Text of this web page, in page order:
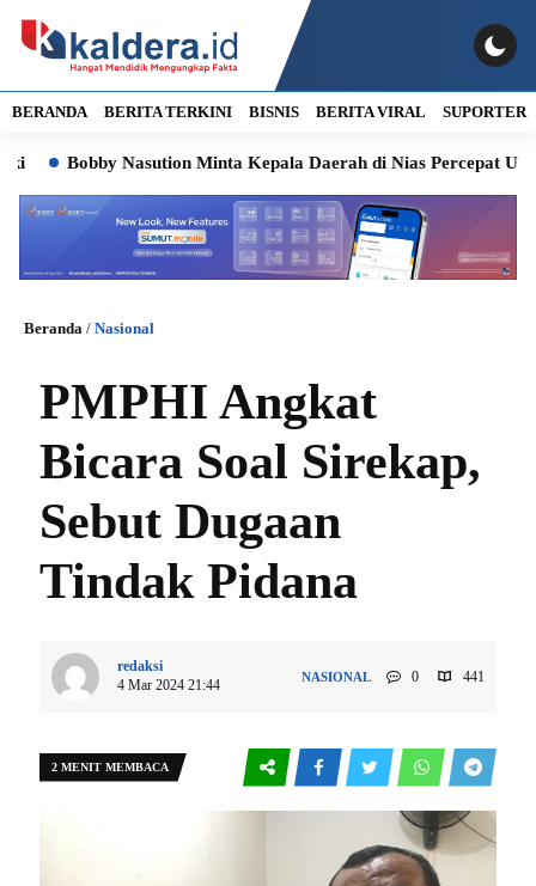
BERANDA BERITA TERKINI BISNIS BERITA VIRAL SUPORTER
Bobby Nasution Minta Kepala Daerah di Nias Percepat Usulan
Beranda / Nasional
PMPHI Angkat
Bicara Soal Sirekap,
Sebut Dugaan
Tindak Pidana
redaksi
4 Mar 2024 21:44
NASIONAL 0 441
2 MENIT MEMBACA